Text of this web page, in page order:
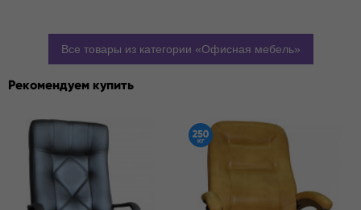
Все товары из категории Офисная мебель
Рекомендуем купить